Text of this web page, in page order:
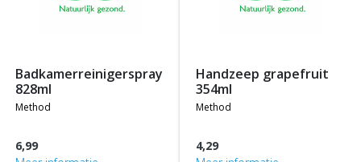
badkamerreinigerspray
828ml
method
6,99
handzeep grapefruit
354ml
method
4,29